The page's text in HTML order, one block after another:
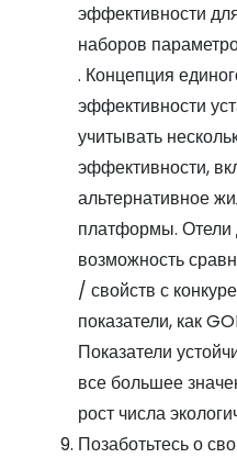
эффективности
наборов
. Концепция
эффективности
учитывать
эффективности,
альтернативное
платформы. Отели
возможность
/ свойств с
показатели, как
Показатели
все большее
рост числа
Позаботьтесь о